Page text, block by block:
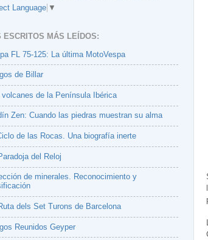
Language ▼
ESCRITOS MÁS LEÍDOS:
FL 75-125: La última MotoVespa
de Billar
volcanes de la Península Ibérica
Zen: Cuando las piedras muestran su alma
de las Rocas. Una biografía inerte
del Reloj
de minerales. Reconocimiento y
dels Set Turons de Barcelona
Reunidos Geyper